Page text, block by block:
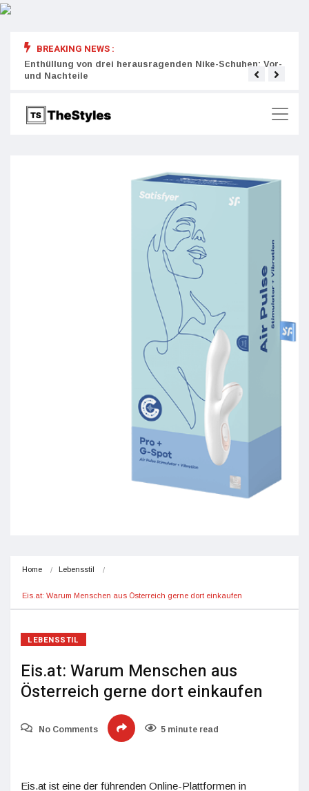
BREAKING NEWS :
Enthüllung von drei herausragenden Nike-Schuhen: Vor-
und Nachteile
Home Lebensstil
Eis.at: Warum Menschen aus Österreich gerne dort einkaufen
LEBENSSTIL
Eis.at: Warum Menschen aus
Österreich gerne dort einkaufen
No Comments 5 minute read
Eis.at ist eine der führenden Online-Plattformen in